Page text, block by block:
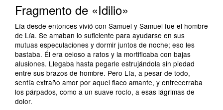
Fragmento de «Idilio»
Lía desde entonces vivió con Samuel y Samuel fue el hombre
de Lía. Se amaban lo suficiente para ayudarse en sus
mutuas especulaciones y dormir juntos de noche; eso les
bastaba. Él era celoso a ratos y la mortificaba con bajas
alusiones. Llegaba hasta pegarle estrujándola sin piedad
entre sus brazos de hombre. Pero Lía, a pesar de todo,
sentía extraño amor por aquel flaco amante, y entrecerraba
los párpados, como a un suave rocío, a esas lágrimas de
dolor.